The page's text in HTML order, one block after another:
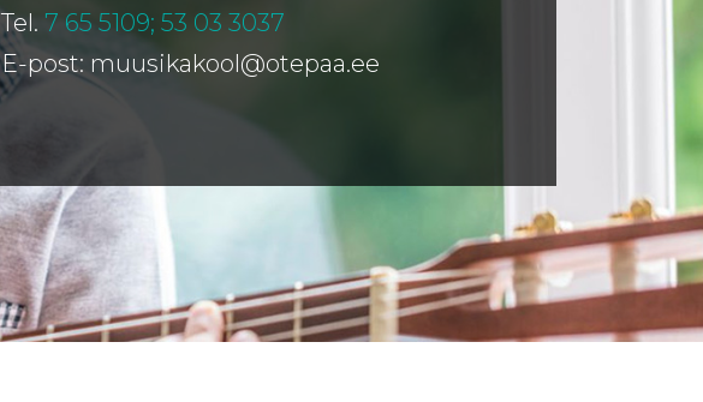
Tel. 7 65 5109; 53 03 3037
E-post: muusikakool@otepaa.ee